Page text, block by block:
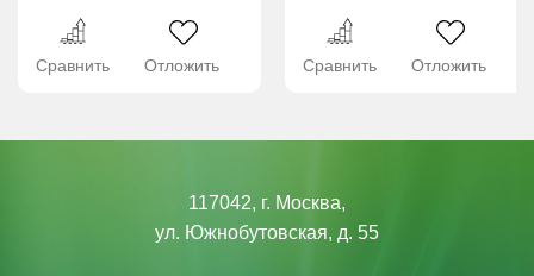
Сравнить Отложить Сравнить Отложить
117042, г. Москва,
ул. Южнобутовская, д. 55